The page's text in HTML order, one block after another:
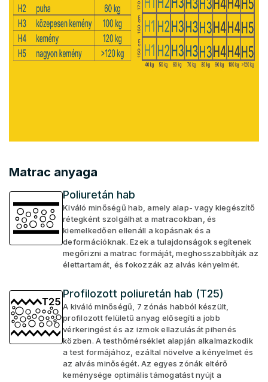
Matrac anyaga
Poliuretán hab
Kiváló minőségű hab, amely alap- vagy kiegészítő
rétegként szolgálhat a matracokban, és
kiemelkedően ellenáll a kopásnak és a
deformációknak. Ezek a tulajdonságok segítenek
megőrizni a matrac formáját, meghosszabbítják az
élettartamát, és fokozzák az alvás kényelmét.
Profilozott poliuretán hab (T25)
A kiváló minőségű, 7 zónás habból készült,
profilozott felületű anyag elősegíti a jobb
vérkeringést és az izmok ellazulását pihenés
közben. A testhőmérséklet alapján alkalmazkodik
a test formájához, ezáltal növelve a kényelmet és
az alvás minőségét. Az egyes zónák eltérő
keménysége optimális támogatást nyújt a